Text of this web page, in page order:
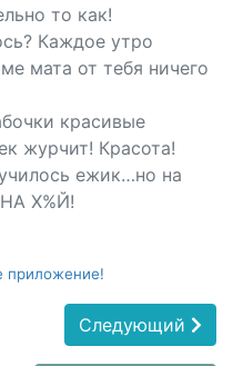
то как!
Каждое утро
мата от тебя ничего
красивые
журчит! Красота!
ежик…но на
Х%Й!
приложение!
Следующий